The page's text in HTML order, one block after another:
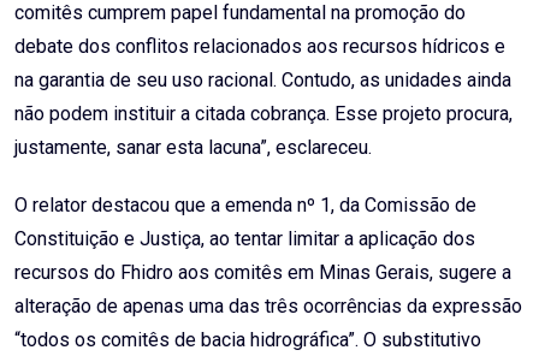
comitês cumprem papel fundamental na promoção do
debate dos conflitos relacionados aos recursos hídricos e
na garantia de seu uso racional. Contudo, as unidades ainda
não podem instituir a citada cobrança. Esse projeto procura,
justamente, sanar esta lacuna”, esclareceu.
O relator destacou que a emenda nº 1, da Comissão de
Constituição e Justiça, ao tentar limitar a aplicação dos
recursos do Fhidro aos comitês em Minas Gerais, sugere a
alteração de apenas uma das três ocorrências da expressão
“todos os comitês de bacia hidrográfica”. O substitutivo